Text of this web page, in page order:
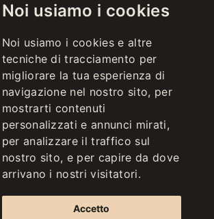
Noi usiamo i cookies
Noi usiamo i cookies e altre
tecniche di tracciamento per
migliorare la tua esperienza di
navigazione nel nostro sito, per
mostrarti contenuti
personalizzati e annunci mirati,
per analizzare il traffico sul
nostro sito, e per capire da dove
arrivano i nostri visitatori.
Accetto
-PIANO STRATEGICO PAC
© 2026 KELLEREI ST. MICHAEL-
EPPAN CANTINA
P.IVA IT00126670215